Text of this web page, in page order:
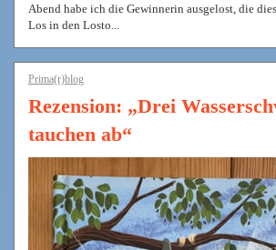
Abend habe ich die Gewinnerin ausgelost, die
Los in den Losto...
Prima(r)blog
Rezension: „Drei
tauchen ab“